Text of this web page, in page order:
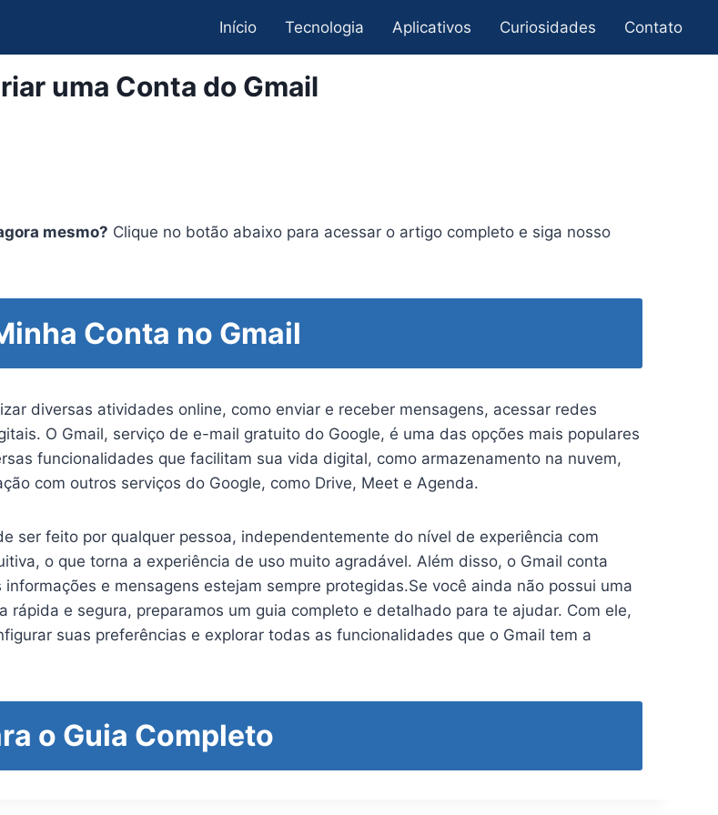
Início Tecnologia Aplicativos Curiosidades Contato
uma Conta do Gmail
mesmo? Clique no botão abaixo para acessar o artigo completo e siga nosso
Conta no Gmail
diversas atividades online, como enviar e receber mensagens, acessar redes
O Gmail, serviço de e-mail gratuito do Google, é uma das opções mais populares
funcionalidades que facilitam sua vida digital, como armazenamento na nuvem,
com outros serviços do Google, como Drive, Meet e Agenda.
ser feito por qualquer pessoa, independentemente do nível de experiência com
o que torna a experiência de uso muito agradável. Além disso, o Gmail conta
e mensagens estejam sempre protegidas.Se você ainda não possui uma
e segura, preparamos um guia completo e detalhado para te ajudar. Com ele,
suas preferências e explorar todas as funcionalidades que o Gmail tem a
o Guia Completo